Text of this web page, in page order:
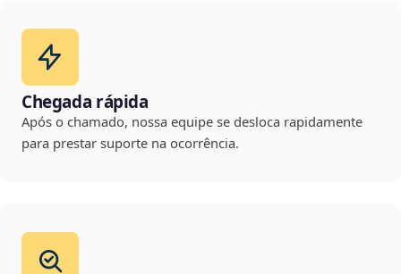
Chegada rápida
Após o chamado, nossa equipe se desloca rapidamente
para prestar suporte na ocorrência.